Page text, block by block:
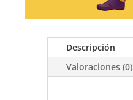
Descripción
Valoraciones (0)